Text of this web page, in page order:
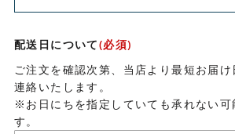
配送日について(必須)
ご注文を確認次第、当店より最短お届
連絡いたします。
※お日にちを指定していても承れない可
す。